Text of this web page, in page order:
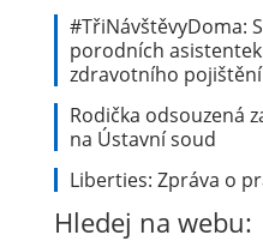
#TřiNávštěvyDoma:
porodních
zdravotního pojištění
Rodička odsouzená
na Ústavní soud
Liberties: Zpráva o
Hledej na webu: